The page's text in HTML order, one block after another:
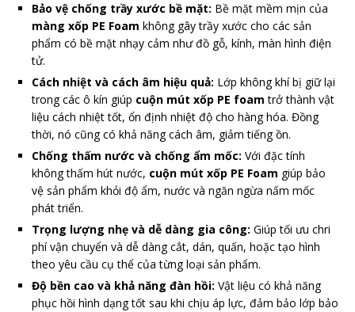
Bảo vệ chống trầy xước bề mặt: Bề mặt mềm mịn của
màng xốp PE Foam không gây trầy xước cho các sản
phẩm có bề mặt nhạy cảm như đồ gỗ, kính, màn hình điện
tử.
Cách nhiệt và cách âm hiệu quả: Lớp không khí bị giữ lại
trong các ô kín giúp cuộn mút xốp PE foam trở thành vật
liệu cách nhiệt tốt, ổn định nhiệt độ cho hàng hóa. Đồng
thời, nó cũng có khả năng cách âm, giảm tiếng ồn.
Chống thấm nước và chống ẩm mốc: Với đặc tính
không thấm hút nước, cuộn mút xốp PE Foam giúp bảo
vệ sản phẩm khỏi độ ẩm, nước và ngăn ngừa nấm mốc
phát triển.
Trọng lượng nhẹ và dễ dàng gia công: Giúp tối ưu chri
phí vận chuyển và dễ dàng cắt, dán, quấn, hoặc tạo hình
theo yêu cầu cụ thể của từng loại sản phẩm.
Độ bền cao và khả năng đàn hồi: Vật liệu có khả năng
phục hồi hình dạng tốt sau khi chịu áp lực, đảm bảo lớp bảo